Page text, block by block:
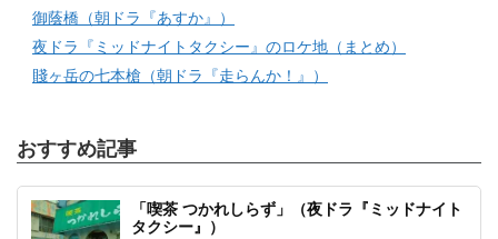
御蔭橋（朝ドラ『あすか』）
夜ドラ『ミッドナイトタクシー』のロケ地（まとめ）
賤ヶ岳の七本槍（朝ドラ『走らんか！』）
おすすめ記事
「喫茶 つかれしらず」（夜ドラ『ミッドナイト
タクシー』）